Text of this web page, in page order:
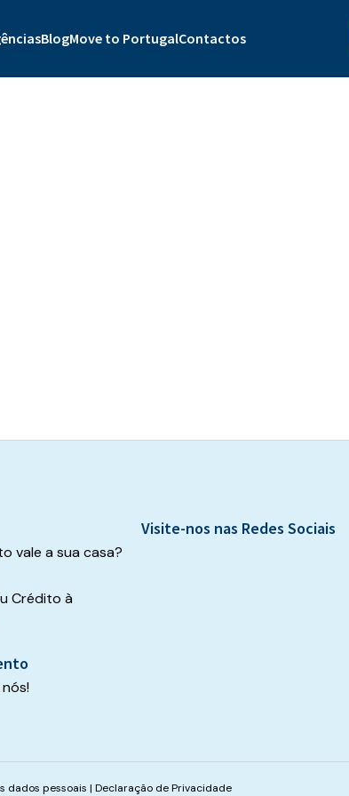
BlogMove to PortugalContactos
vale a sua casa?
Crédito à
Visite-nos nas Redes Sociais
dados pessoais | Declaração de Privacidade